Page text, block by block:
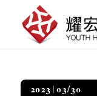
2023 03/30